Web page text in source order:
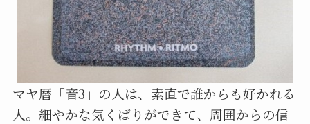
マヤ暦「音3」の人は、素直で誰からも好かれる
人。細やかな気くばりができて、周囲からの信